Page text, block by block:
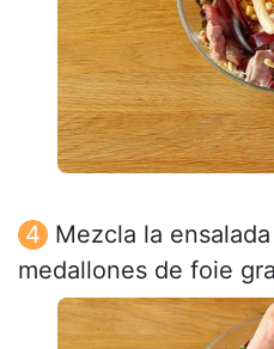
Mezcla la
medallones de foie